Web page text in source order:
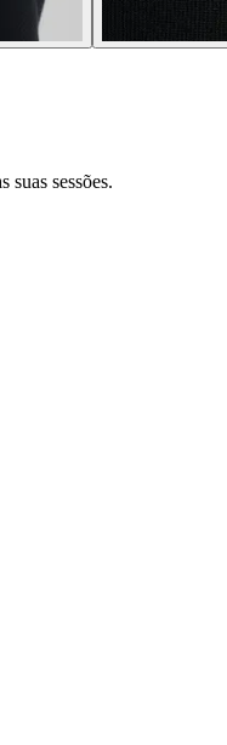
sessões.